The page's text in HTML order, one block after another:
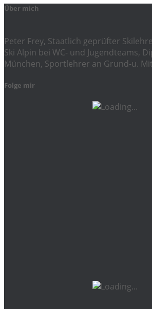
Über mich
Peter Frey, Staatlich geprüfter
Ski Alpin bei WC- und Jugendteams,
München, Sportlehrer an Grund-u.
Folge mir